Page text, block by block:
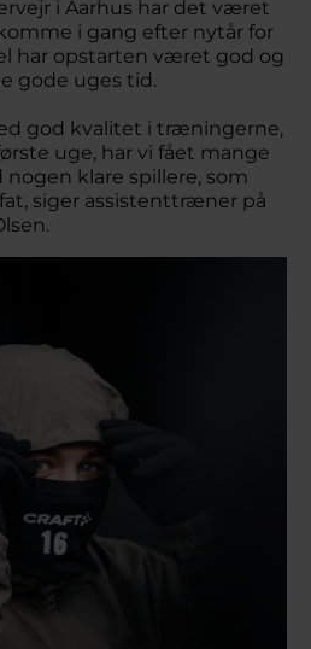
i Aarhus har det været
i gang efter nytår for
har opstarten været god og
gode uges tid.
god kvalitet i træningerne,
uge, har vi fået mange
klare spillere, som
siger assistenttræner på